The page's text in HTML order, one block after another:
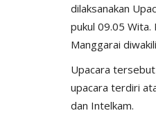
dilaksanakan
pukul 09.05
Manggarai
Upacara
upacara terdiri
dan Intelkam.